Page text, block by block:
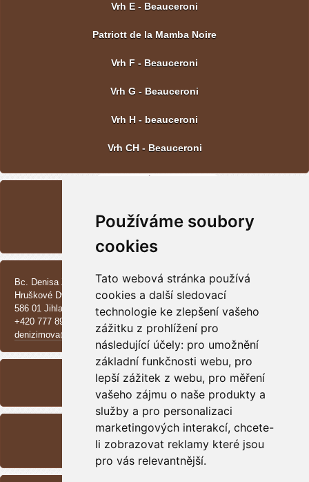
Používáme soubory
cookies
Tato webová stránka používá
cookies a další sledovací
technologie ke zlepšení vašeho
zážitku z prohlížení pro
následující účely: pro umožnění
základní funkčnosti webu, pro
lepší zážitek z webu, pro měření
vašeho zájmu o naše produkty a
služby a pro personalizaci
marketingových interakcí, chcete-
li zobrazovat reklamy které jsou
pro vás relevantnější.
Vrh E - Beauceroni
Patriott de la Mamba Noire
Vrh F - Beauceroni
Vrh G - Beauceroni
Vrh H - beauceroni
Vrh CH - Beauceroni
Bc. Denisa Zimová
Hruškové Dvory 370 E
586 01 Jihlava
+420 777 890 137
denizimova@seznam.cz
ARCHIV
<< září / 2025 >>
RSS
Přehled zdrojů